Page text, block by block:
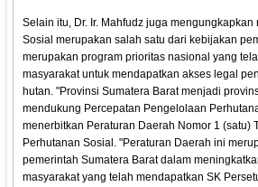
Selain itu, Dr. Ir. Mahfudz juga mengungkapkan
Sosial merupakan salah satu dari kebijakan
merupakan program prioritas nasional yang
masyarakat untuk mendapatkan akses legal
hutan. "Provinsi Sumatera Barat menjadi
mendukung Percepatan Pengelolaan
menerbitkan Peraturan Daerah Nomor 1 (satu)
Perhutanan Sosial. "Peraturan Daerah ini
pemerintah Sumatera Barat dalam
masyarakat yang telah mendapatkan SK